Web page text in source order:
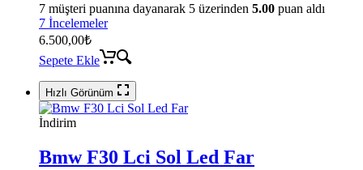
7 müşteri puanına dayanarak 5 üzerinden 5.00 puan aldı
7 İncelemeler
6.500,00₺
Sepete Ekle
Hızlı Görünüm
İndirim
Bmw F30 Lci Sol Led Far